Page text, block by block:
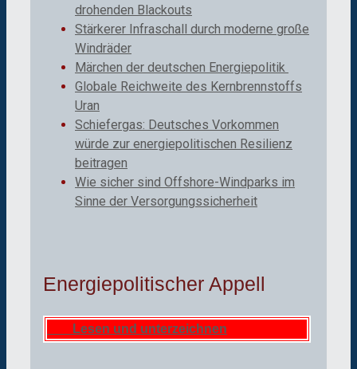
drohenden Blackouts
Stärkerer Infraschall durch moderne große
Windräder
Märchen der deutschen Energiepolitik
Globale Reichweite des Kernbrennstoffs
Uran
Schiefergas: Deutsches Vorkommen
würde zur energiepolitischen Resilienz
beitragen
Wie sicher sind Offshore-Windparks im
Sinne der Versorgungssicherheit
Energiepolitischer Appell
Lesen und unterzeichnen